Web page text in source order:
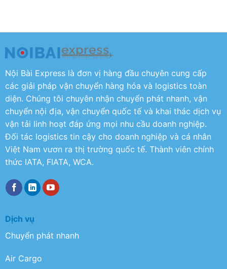
Nội Bài Express là đơn vị hàng đầu chuyên cung cấp
các giải pháp vận chuyển hàng hóa và logistics toàn
diện. Chúng tôi chuyên nhận chuyển phát nhanh, vận
chuyển nội địa, vận chuyển quốc tế và khai thác dịch vụ
vận tải linh hoạt đáp ứng mọi nhu cầu doanh nghiệp.
Đối tác logistics tin cậy cho doanh nghiệp và cá nhân
Việt Nam vươn ra thị trường quốc tế. Thành viên chính
thức IATA, FIATA, WCA.
Dịch vụ
Chuyển phát nhanh
Air Cargo